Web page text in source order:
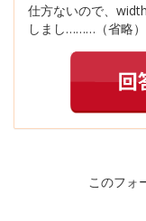
仕方ないので、
しまし………（省略
このフォ